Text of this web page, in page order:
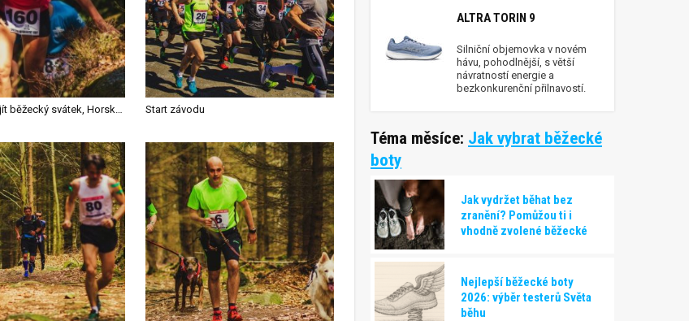
Start závodu
ALTRA TORIN 9
Silniční objemovka v novém
hávu, pohodlnější, s větší
návratností energie a
bezkonkurenční přilnavostí.
Téma měsíce: Jak vybrat běžecké
boty
Jak vydržet běhat bez
zranění? Pomůžou ti i
vhodně zvolené běžecké
Nejlepší běžecké boty
2026: výběr testerů Světa
běhu